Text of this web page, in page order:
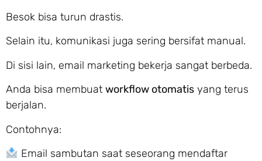
Besok bisa turun drastis.
Selain itu, komunikasi juga sering bersifat manual.
Di sisi lain, email marketing bekerja sangat berbeda.
Anda bisa membuat workflow otomatis yang terus
berjalan.
Contohnya:
Email sambutan saat seseorang mendaftar